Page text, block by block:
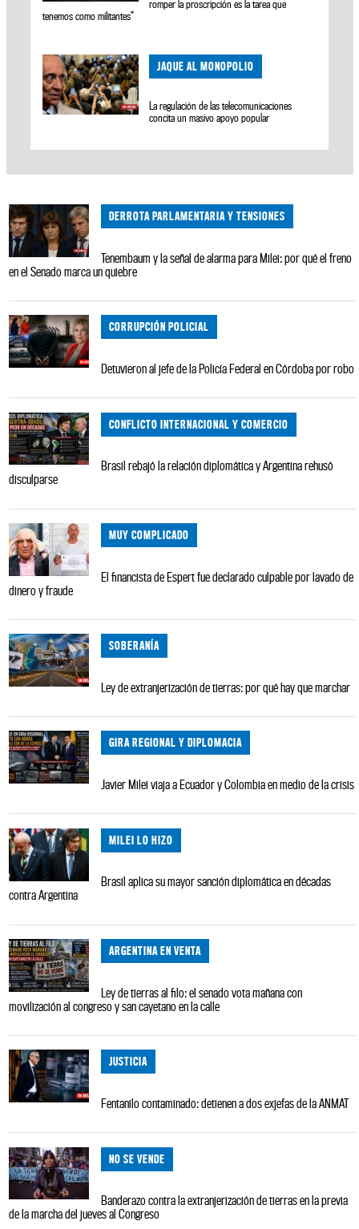
romper la proscripción es la tarea que
tenemos como militantes”
JAQUE AL MONOPOLIO
La regulación de las telecomunicaciones
concita un masivo apoyo popular
DERROTA PARLAMENTARIA Y TENSIONES
Tenembaum y la señal de alarma para Milei: por qué el freno
en el Senado marca un quiebre
CORRUPCIÓN POLICIAL
Detuvieron al jefe de la Policía Federal en Córdoba por robo
CONFLICTO INTERNACIONAL Y COMERCIO
Brasil rebajó la relación diplomática y Argentina rehusó
disculparse
MUY COMPLICADO
El financista de Espert fue declarado culpable por lavado de
dinero y fraude
SOBERANÍA
Ley de extranjerización de tierras: por qué hay que marchar
GIRA REGIONAL Y DIPLOMACIA
Javier Milei viaja a Ecuador y Colombia en medio de la crisis
MILEI LO HIZO
Brasil aplica su mayor sanción diplomática en décadas
contra Argentina
ARGENTINA EN VENTA
Ley de tierras al filo: el senado vota mañana con
movilización al congreso y san cayetano en la calle
JUSTICIA
Fentanilo contaminado: detienen a dos exjefas de la ANMAT
NO SE VENDE
Banderazo contra la extranjerización de tierras en la previa
de la marcha del jueves al Congreso